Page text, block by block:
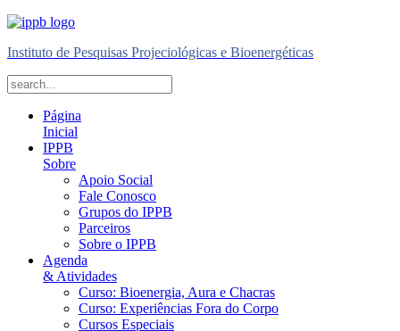
Instituto de Pesquisas Projeciológicas e Bioenergéticas
Página
Inicial
IPPB
Sobre
Apoio Social
Fale Conosco
Grupos do IPPB
Parceiros
Sobre o IPPB
Agenda
& Atividades
Curso: Bioenergia, Aura e Chacras
Curso: Experiências Fora do Corpo
Cursos Especiais